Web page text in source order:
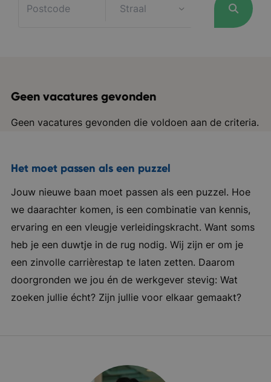
Geen vacatures gevonden
Geen vacatures gevonden die voldoen aan de criteria.
Het moet passen als een puzzel
Jouw nieuwe baan moet passen als een puzzel. Hoe
we daarachter komen, is een combinatie van kennis,
ervaring en een vleugje verleidingskracht. Want soms
heb je een duwtje in de rug nodig. Wij zijn er om je
een zinvolle carrièrestap te laten zetten. Daarom
doorgronden we jou én de werkgever stevig: Wat
zoeken jullie écht? Zijn jullie voor elkaar gemaakt?